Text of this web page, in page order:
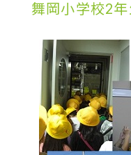
舞岡小学校2